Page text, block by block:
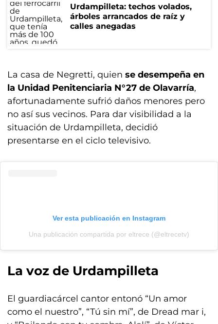
Urdampilleta: techos volados,
árboles arrancados de raíz y
calles anegadas
La casa de Negretti, quien se desempeña en
la Unidad Penitenciaria N°27 de Olavarría,
afortunadamente sufrió daños menores pero
no así sus vecinos. Para dar visibilidad a la
situación de Urdampilleta, decidió
presentarse en el ciclo televisivo.
Ver esta publicación en Instagram
Una publicación compartida por eltrece (@eltrecetv)
La voz de Urdampilleta
El guardiacárcel cantor entonó “Un amor
como el nuestro”, “Tú sin mí”, de Dread mar i,